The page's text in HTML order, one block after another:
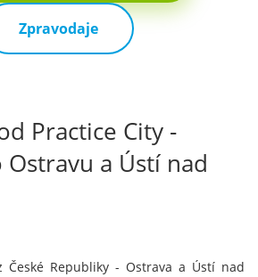
Zpravodaje
Practice City -
a Ústí nad
České Republiky - Ostrava a Ústí nad